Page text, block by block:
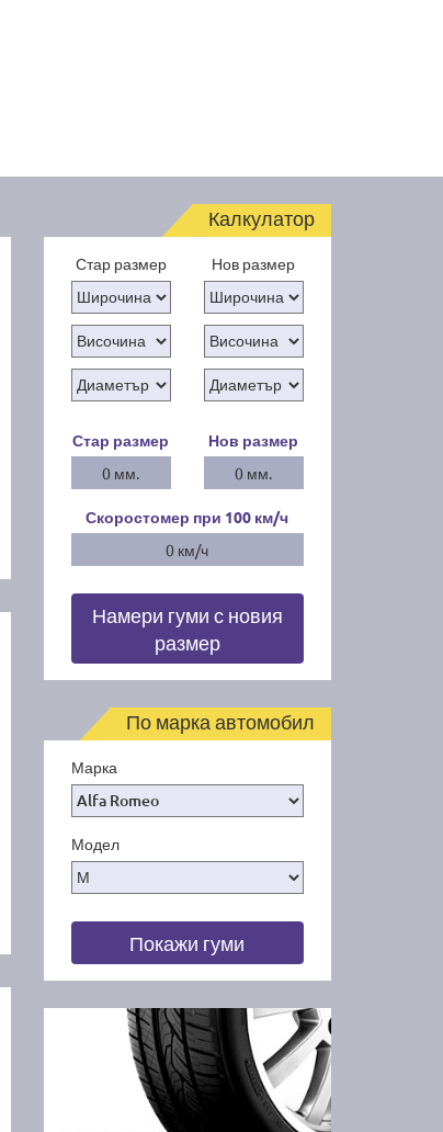
Калкулатор
Стар размер Нов размер
Стар размер
0 мм.
Нов размер
0 мм.
Скоростомер при 100 км/ч
0 км/ч
Намери гуми с новия
размер
По марка автомобил
Марка
Модел
Покажи гуми